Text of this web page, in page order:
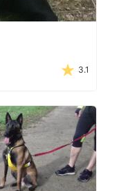
3.1